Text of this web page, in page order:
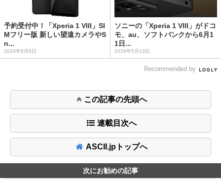
予約受付中！「Xperia 1 VIII」SI
Mフリー版 新しい望遠カメラやS
n...
2026年6月6日
ソニーの「Xperia 1 VIII」がドコ
モ、au、ソフトバンクから6月1
1日...
2026年5月13日
Recommended by
この記事の先頭へ
連載目次へ
ASCII.jpトップへ
次にお勧めの記事